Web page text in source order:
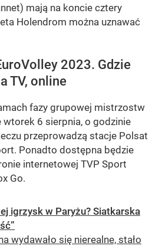
mają na koncie cztery
Holendrom można uznawać
2023. Gdzie
TV, online
fazy grupowej mistrzostw
wtorek 6 sierpnia, o godzinie
przeprowadzą stacje Polsat
Ponadto dostępna będzie
internetowej TVP Sport
Go.
igrzysk w Paryżu? Siatkarska
wydawało się nierealne, stało